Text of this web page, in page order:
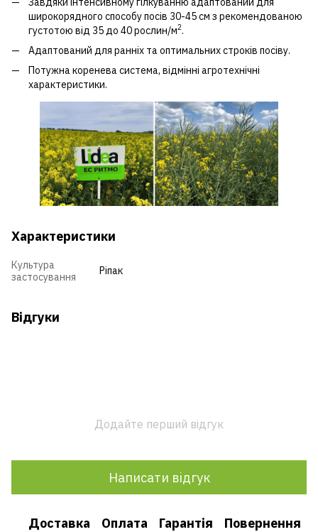
широкорядного способу посів 30-45 см з рекомендованою
густотою від 35 до 40 рослин/м2.
Адаптований для ранніх та оптимальних строків посіву.
Потужна коренева система, відмінні агротехнічні
характеристики.
Характеристики
Культура
застосування
Ріпак
Відгуки
Додайте перший відгук
Написати відгук
Доставка Оплата Гарантія Повернення